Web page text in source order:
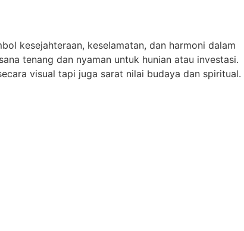
kesejahteraan, keselamatan, dan harmoni dalam
tenang dan nyaman untuk hunian atau investasi.
visual tapi juga sarat nilai budaya dan spiritual.